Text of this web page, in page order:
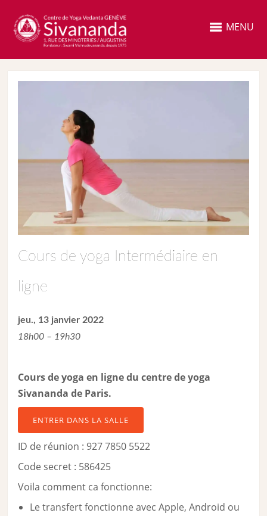
MENU
Cours de yoga Intermédiaire en
ligne
jeu., 13 janvier 2022
18h00 – 19h30
Cours de yoga en ligne du centre de yoga
Sivananda de Paris.
ENTRER DANS LA SALLE
ID de réunion : 927 7850 5522
Code secret : 586425
Voila comment ca fonctionne:
Le transfert fonctionne avec Apple, Android ou